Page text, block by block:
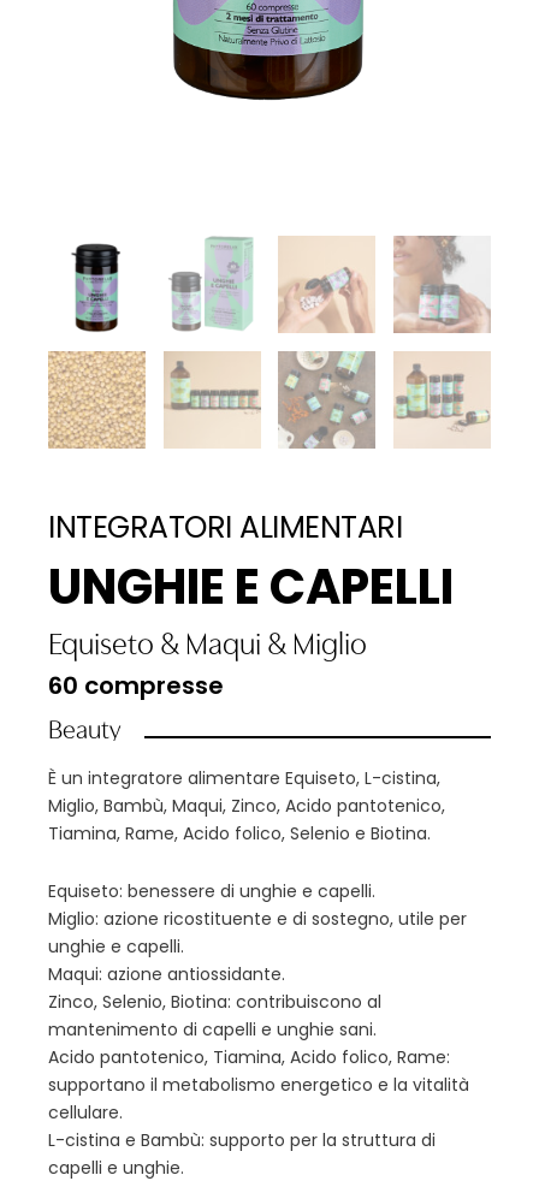
INTEGRATORI ALIMENTARI
UNGHIE E CAPELLI
Equiseto&Maqui&Miglio
60 compresse
Beauty
È un integratore alimentare Equiseto, L-cistina,
Miglio, Bambù, Maqui, Zinco, Acido pantotenico,
Tiamina, Rame, Acido folico, Selenio e Biotina.
Equiseto: benessere di unghie e capelli.
Miglio: azione ricostituente e di sostegno, utile per
unghie e capelli.
Maqui: azione antiossidante.
Zinco, Selenio, Biotina: contribuiscono al
mantenimento di capelli e unghie sani.
Acido pantotenico, Tiamina, Acido folico, Rame:
supportano il metabolismo energetico e la vitalità
cellulare.
L-cistina e Bambù: supporto per la struttura di
capelli e unghie.